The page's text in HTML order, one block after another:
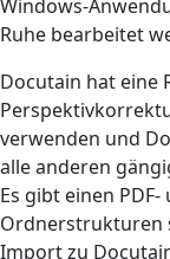
Windows-
Ruhe bearbeitet
Docutain hat eine
verwenden und
alle anderen
Es gibt einen
Ordnerstrukturen
Import zu